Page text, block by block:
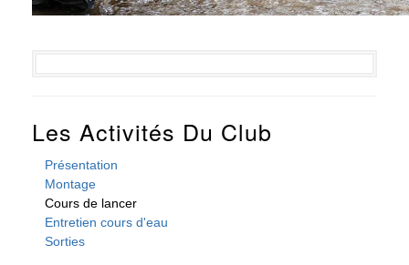
Les Activités Du Club
Présentation
Montage
Cours de lancer
Entretien cours d'eau
Sorties